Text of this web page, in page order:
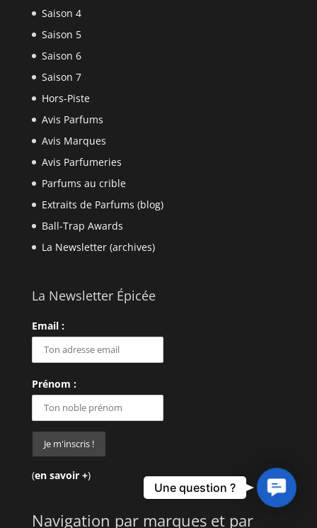
Saison 4
Saison 5
Saison 6
Saison 7
Hors-Piste
Avis Parfums
Avis Marques
Avis Parfumeries
Parfums au crible
Extraits de Parfums (blog)
Ball-Trap Awards
La Newsletter (archives)
La Newsletter Épicée
Email :
Prénom :
(en savoir +)
Navigation par marques et par
Contact
Us
Une question ?